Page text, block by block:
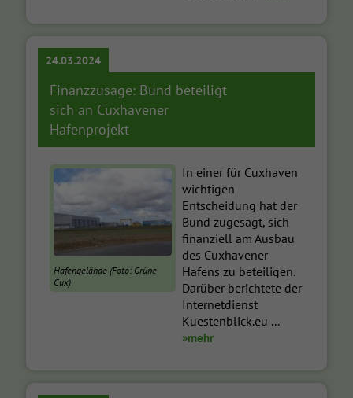
24.03.2024
Finanzzusage: Bund beteiligt
sich an Cuxhavener
Hafenprojekt
Hafengelände (Foto: Grüne
Cux)
In einer für Cuxhaven
wichtigen
Entscheidung hat der
Bund zugesagt, sich
finanziell am Ausbau
des Cuxhavener
Hafens zu beteiligen.
Darüber berichtete der
Internetdienst
Kuestenblick.eu ...
»mehr